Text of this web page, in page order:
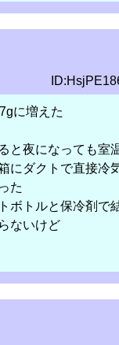
に増えた
と夜になっても室
にダクトで直接冷
た
ボトルと保冷剤で
ないけど